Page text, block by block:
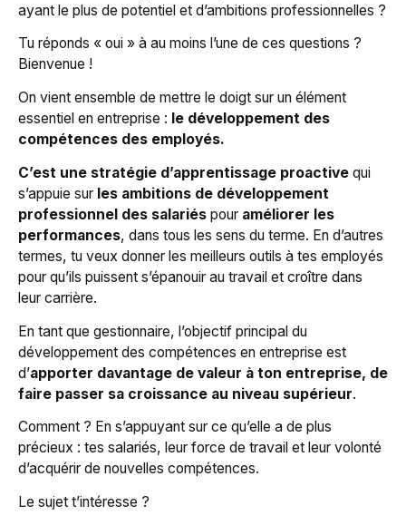
ayant le plus de potentiel et d’ambitions professionnelles ?
Tu réponds « oui » à au moins l’une de ces questions ?
Bienvenue !
On vient ensemble de mettre le doigt sur un élément
essentiel en entreprise : le développement des
compétences des employés.
C’est une stratégie d’apprentissage proactive qui
s’appuie sur les ambitions de développement
professionnel des salariéspour améliorer les
performances, dans tous les sens du terme. En d’autres
termes, tu veux donner les meilleurs outils à tes employés
pour qu’ils puissent s’épanouir au travail et croître dans
leur carrière.
En tant que gestionnaire, l’objectif principal du
développement des compétences en entreprise est
d’apporter davantage de valeur à ton entreprise, de
faire passer sa croissance au niveau supérieur.
Comment ? En s’appuyant sur ce qu’elle a de plus
précieux : tes salariés, leur force de travail et leur volonté
d’acquérir de nouvelles compétences.
Le sujet t’intéresse ?